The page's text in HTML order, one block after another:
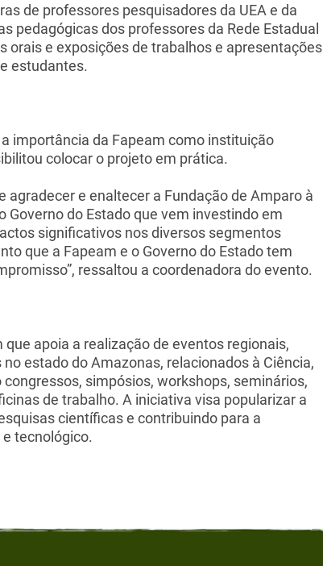
de professores pesquisadores da UEA e da
pedagógicas dos professores da Rede Estadual
orais e exposições de trabalhos e apresentações
estudantes.
importância da Fapeam como instituição
colocar o projeto em prática.
agradecer e enaltecer a Fundação de Amparo à
Governo do Estado que vem investindo em
significativos nos diversos segmentos
que a Fapeam e o Governo do Estado tem
ressaltou a coordenadora do evento.
apoia a realização de eventos regionais,
estado do Amazonas, relacionados à Ciência,
simpósios, workshops, seminários,
de trabalho. A iniciativa visa popularizar a
científicas e contribuindo para a
tecnológico.